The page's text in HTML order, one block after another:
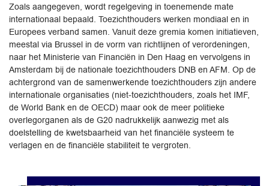
Zoals aangegeven, wordt regelgeving in toenemende mate
internationaal bepaald. Toezichthouders werken mondiaal en in
Europees verband samen. Vanuit deze gremia komen initiatieven,
meestal via Brussel in de vorm van richtlijnen of verordeningen,
naar het Ministerie van Financiën in Den Haag en vervolgens in
Amsterdam bij de nationale toezichthouders DNB en AFM. Op de
achtergrond van de samenwerkende toezichthouders zijn andere
internationale organisaties (niet-toezichthouders, zoals het IMF,
de World Bank en de OECD) maar ook de meer politieke
overlegorganen als de G20 nadrukkelijk aanwezig met als
doelstelling de kwetsbaarheid van het financiële systeem te
verlagen en de financiële stabiliteit te vergroten.